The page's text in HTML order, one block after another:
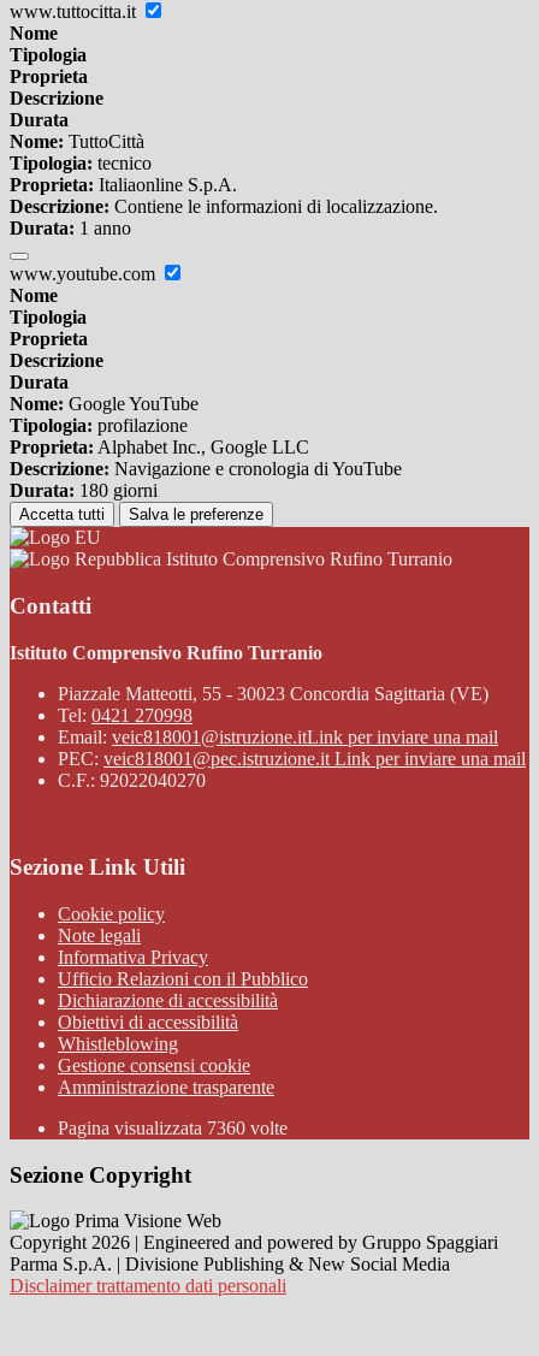
www.tuttocitta.it
Nome
Tipologia
Proprieta
Descrizione
Durata
Nome: TuttoCittà
Tipologia: tecnico
Proprieta: Italiaonline S.p.A.
Descrizione: Contiene le informazioni di localizzazione.
Durata: 1 anno
www.youtube.com
Nome
Tipologia
Proprieta
Descrizione
Durata
Nome: Google YouTube
Tipologia: profilazione
Proprieta: Alphabet Inc., Google LLC
Descrizione: Navigazione e cronologia di YouTube
Durata: 180 giorni
Accetta tutti Salva le preferenze
Istituto Comprensivo Rufino Turranio
Contatti
Istituto Comprensivo Rufino Turranio
Piazzale Matteotti, 55 - 30023 Concordia Sagittaria (VE)
Tel: 0421 270998
Email: veic818001@istruzione.itLink per inviare una mail
PEC: veic818001@pec.istruzione.it Link per inviare una mail
C.F.: 92022040270
Sezione Link Utili
Cookie policy
Note legali
Informativa Privacy
Ufficio Relazioni con il Pubblico
Dichiarazione di accessibilità
Obiettivi di accessibilità
Whistleblowing
Gestione consensi cookie
Amministrazione trasparente
Pagina visualizzata 7360 volte
Sezione Copyright
Copyright 2026 | Engineered and powered by Gruppo Spaggiari
Parma S.p.A. | Divisione Publishing & New Social Media
Disclaimer trattamento dati personali